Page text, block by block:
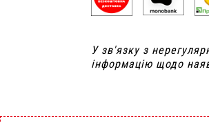
У зв'язку з
інформацію щодо